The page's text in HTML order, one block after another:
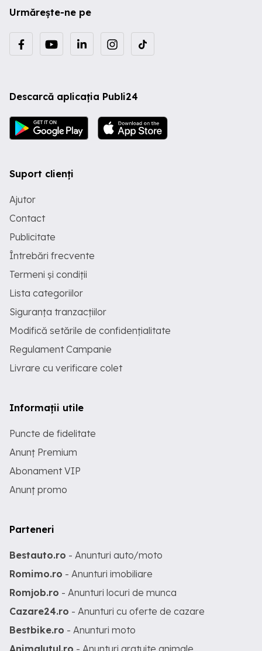
Urmărește-ne pe
Descarcă aplicația Publi24
Suport clienți
Ajutor
Contact
Publicitate
Întrebări frecvente
Termeni și condiții
Lista categoriilor
Siguranța tranzacțiilor
Modifică setările de confidențialitate
Regulament Campanie
Livrare cu verificare colet
Informații utile
Puncte de fidelitate
Anunț Premium
Abonament VIP
Anunț promo
Parteneri
Bestauto.ro - Anunturi auto/moto
Romimo.ro - Anunturi imobiliare
Romjob.ro - Anunturi locuri de munca
Cazare24.ro - Anunturi cu oferte de cazare
Bestbike.ro - Anunturi moto